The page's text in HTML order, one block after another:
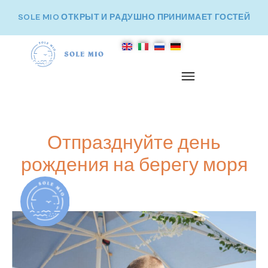
SOLE MIO ОТКРЫТ И РАДУШНО ПРИНИМАЕТ ГОСТЕЙ
Отпразднуйте день
рождения на берегу моря